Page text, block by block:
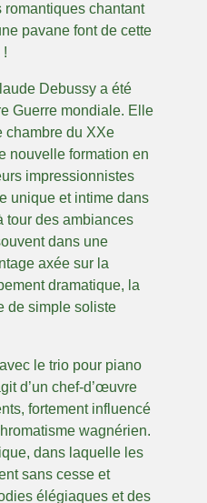
romantiques chantant
pavane font de cette
!
Debussy a été
Guerre mondiale. Elle
chambre du XXe
nouvelle formation en
impressionnistes
unique et intime dans
tour des ambiances
dans une
axée sur la
dramatique, la
de simple soliste
le trio pour piano
d’un chef-d’œuvre
fortement influencé
wagnérien.
dans laquelle les
sans cesse et
élégiaques et des